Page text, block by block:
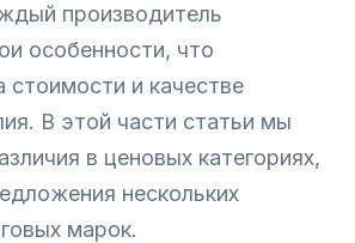
производитель
особенности, что
стоимости и качестве
В этой части статьи мы
в ценовых категориях,
нескольких
марок.